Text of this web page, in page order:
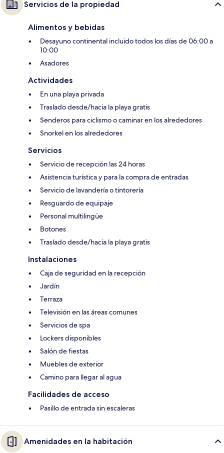
Servicios de la propiedad
Alimentos y bebidas
Desayuno continental incluido todos los días de 06:00 a
10:00
Asadores
Actividades
En una playa privada
Traslado desde/hacia la playa gratis
Senderos para ciclismo o caminar en los alrededores
Snorkel en los alrededores
Servicios
Servicio de recepción las 24 horas
Asistencia turística y para la compra de entradas
Servicio de lavandería o tintorería
Resguardo de equipaje
Personal multilingüe
Botones
Traslado desde/hacia la playa gratis
Instalaciones
Caja de seguridad en la recepción
Jardín
Terraza
Televisión en las áreas comunes
Servicios de spa
Lockers disponibles
Salón de fiestas
Muebles de exterior
Camino para llegar al agua
Facilidades de acceso
Pasillo de entrada sin escaleras
Amenidades en la habitación